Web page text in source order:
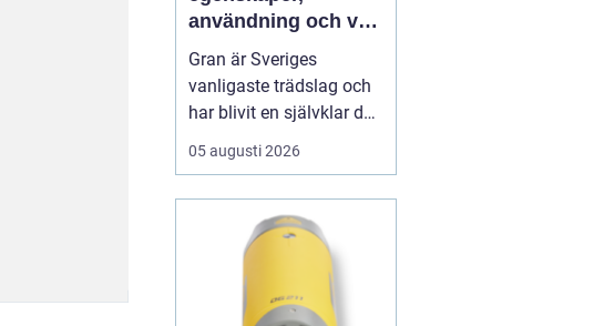
användning och val
för hållbart
byggande
Gran är Sveriges
vanligaste trädslag och
har blivit en självklar del
av allt från bostadshus
och lador till altaner och
om granvirke handlar det
om ett byggmaterial
som kombinerar låg vikt,
05 augusti 2026